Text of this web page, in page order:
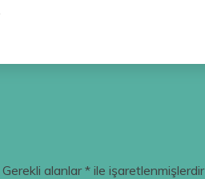
Gerekli alanlar* ile işaretlenmişlerdir